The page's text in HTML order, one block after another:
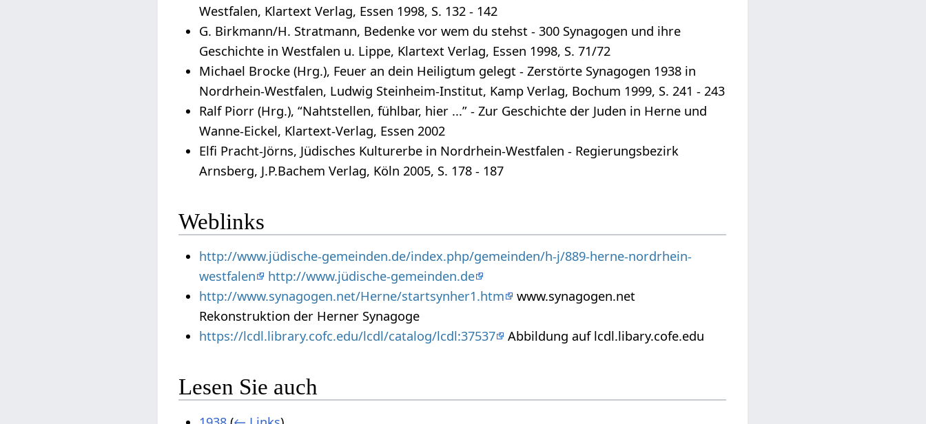
Westfalen, Klartext Verlag, Essen 1998, S. 132 - 142
G. Birkmann/H. Stratmann, Bedenke vor wem du stehst - 300 Synagogen und ihre
Geschichte in Westfalen u. Lippe, Klartext Verlag, Essen 1998, S. 71/72
Michael Brocke (Hrg.), Feuer an dein Heiligtum gelegt - Zerstörte Synagogen 1938 in
Nordrhein-Westfalen, Ludwig Steinheim-Institut, Kamp Verlag, Bochum 1999, S. 241 - 243
Ralf Piorr (Hrg.), “Nahtstellen, fühlbar, hier ...” - Zur Geschichte der Juden in Herne und
Wanne-Eickel, Klartext-Verlag, Essen 2002
Elfi Pracht-Jörns, Jüdisches Kulturerbe in Nordrhein-Westfalen - Regierungsbezirk
Arnsberg, J.P.Bachem Verlag, Köln 2005, S. 178 - 187
Weblinks
http://www.jüdische-gemeinden.de/index.php/gemeinden/h-j/889-herne-nordrhein-
westfalen
http://www.jüdische-gemeinden.de
http://www.synagogen.net/Herne/startsynher1.htm
www.synagogen.net
Rekonstruktion der Herner Synagoge
https://lcdl.library.cofc.edu/lcdl/catalog/lcdl:37537
Abbildung auf lcdl.libary.cofe.edu
Lesen Sie auch